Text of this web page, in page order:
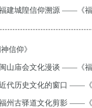
福建城隍信仰溯源 ——《
信仰》
闽山庙会文化漫谈 ——《
近代历史文化的窗口 ——
福州古驿道文化剪影 ——